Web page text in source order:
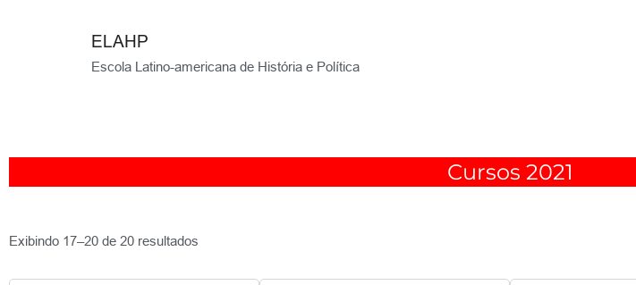
ELAHP
Escola Latino-americana de História e Política
Cursos 2021
Exibindo 17–20 de 20 resultados